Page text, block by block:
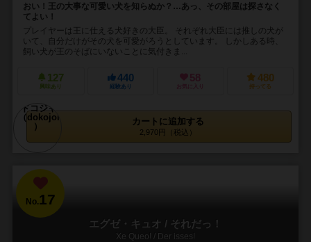
おい！王の大事な可愛い犬を知らぬか？…あっ、その部屋は探さなく
てよい！
プレイヤーは王に仕える犬好きの大臣。 それぞれ大臣には推しの犬が
いて、自分だけがその犬を可愛がろうとしています。 しかしある時、
飼い犬が王のそばにいないことに気付きま...
127
興味あり
440
経験あり
58
お気に入り
480
持ってる
カートに追加する
2,970円（税込）
No.17
エグゼ・キュオ / それだっ！
Xe Queo! / Der isses!